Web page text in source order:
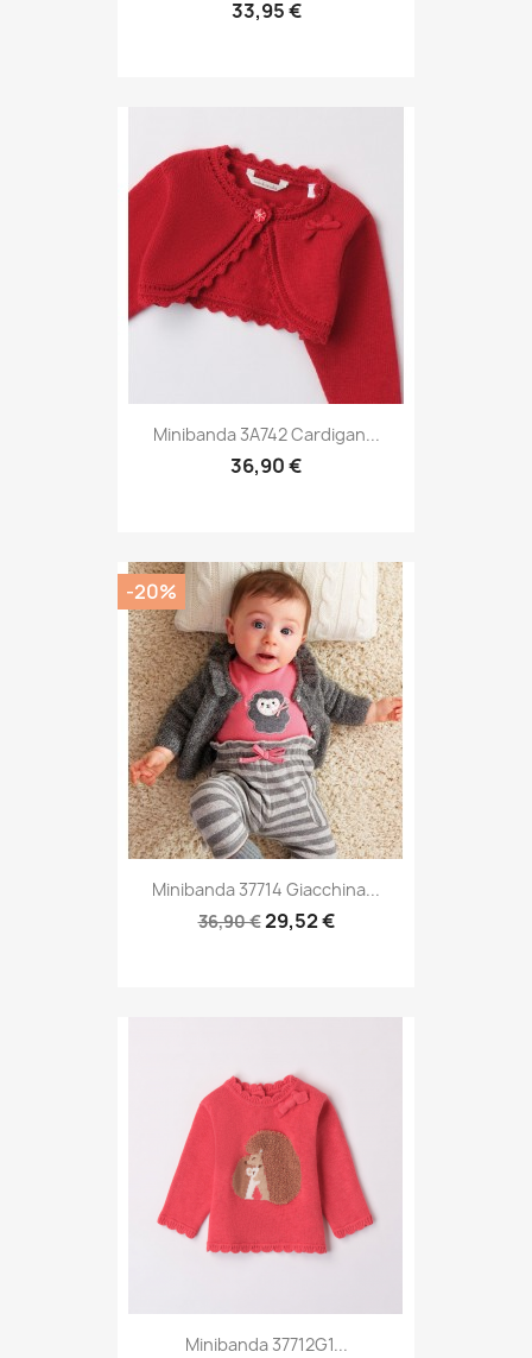
33,95 €
Minibanda 3A742 Cardigan...
36,90 €
Minibanda 37714 Giacchina...
36,90 €29,52 €
-20%
Minibanda 37712G1...